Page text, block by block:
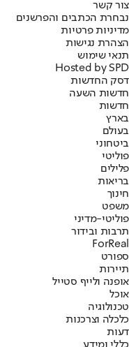
צור קשר
נבחרת הכתבים והפרשנים
מדיניות פרטיות
הצהרת נגישות
תנאי שימוש
Hosted by SPD
דסק החדשות
חדשות השעה
חדשות
בארץ
בעולם
ביטחוני
פוליטי
פלילים
בריאות
חינוך
משפט
פוליטי-מדיני
תרבות ובידור
ForReal
ספורט
תיירות
אופנה ולייף סטייל
אוכל
טכנולוגיה
כלכלה וצרכנות
דעות
כללי ומידע